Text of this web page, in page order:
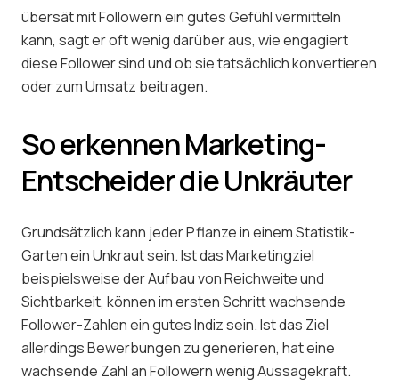
übersät mit Followern ein gutes Gefühl vermitteln
kann, sagt er oft wenig darüber aus, wie engagiert
diese Follower sind und ob sie tatsächlich konvertieren
oder zum Umsatz beitragen.
So erkennen Marketing-
Entscheider die Unkräuter
Grundsätzlich kann jeder Pflanze in einem Statistik-
Garten ein Unkraut sein. Ist das Marketingziel
beispielsweise der Aufbau von Reichweite und
Sichtbarkeit, können im ersten Schritt wachsende
Follower-Zahlen ein gutes Indiz sein. Ist das Ziel
allerdings Bewerbungen zu generieren, hat eine
wachsende Zahl an Followern wenig Aussagekraft.